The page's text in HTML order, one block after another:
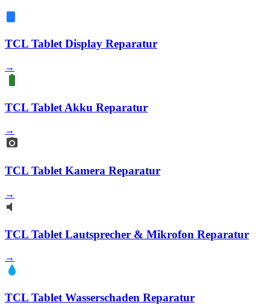
TCL Tablet Display Reparatur
→
TCL Tablet Akku Reparatur
→
TCL Tablet Kamera Reparatur
→
TCL Tablet Lautsprecher & Mikrofon Reparatur
→
TCL Tablet Wasserschaden Reparatur